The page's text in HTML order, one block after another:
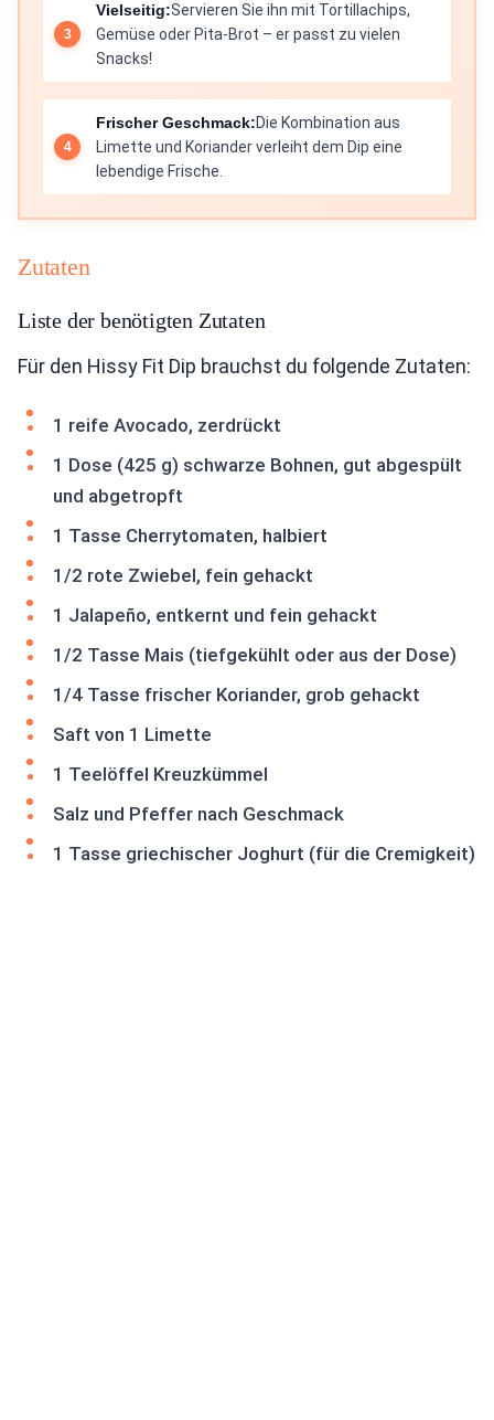
Vielseitig:Servieren Sie ihn mit Tortillachips,
Gemüse oder Pita-Brot – er passt zu vielen
Snacks!
Frischer Geschmack:Die Kombination aus
Limette und Koriander verleiht dem Dip eine
lebendige Frische.
Zutaten
Liste der benötigten Zutaten
Für den Hissy Fit Dip brauchst du folgende Zutaten:
1 reife Avocado, zerdrückt
1 Dose (425 g) schwarze Bohnen, gut abgespült
und abgetropft
1 Tasse Cherrytomaten, halbiert
1/2 rote Zwiebel, fein gehackt
1 Jalapeño, entkernt und fein gehackt
1/2 Tasse Mais (tiefgekühlt oder aus der Dose)
1/4 Tasse frischer Koriander, grob gehackt
Saft von 1 Limette
1 Teelöffel Kreuzkümmel
Salz und Pfeffer nach Geschmack
1 Tasse griechischer Joghurt (für die Cremigkeit)